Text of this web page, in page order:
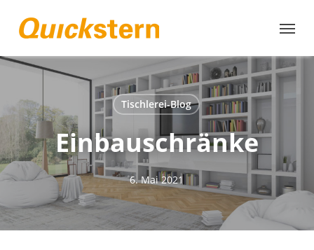
content
Tischlerei-Blog
Einbauschränke
6. Mai 2021